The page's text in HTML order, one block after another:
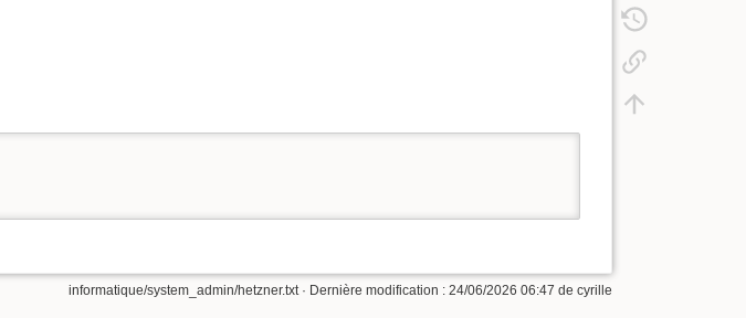
informatique/system_admin/hetzner.txt · Dernière modification : 24/06/2026 06:47 de cyrille